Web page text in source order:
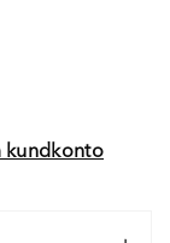
kundkonto